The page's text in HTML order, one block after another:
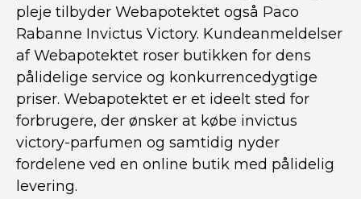
pleje tilbyder Webapotektet også Paco
Rabanne Invictus Victory. Kundeanmeldelser
af Webapotektet roser butikken for dens
pålidelige service og konkurrencedygtige
priser. Webapotektet er et ideelt sted for
forbrugere, der ønsker at købe invictus
victory-parfumen og samtidig nyder
fordelene ved en online butik med pålidelig
levering.